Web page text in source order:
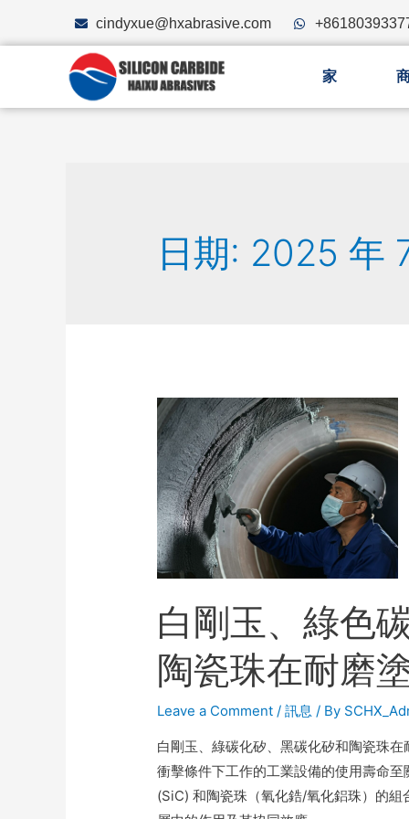
cindyxue@hxabrasive.com
家
日期: 2025 年
白剛玉、綠色
陶瓷珠在耐磨
Leave a Comment /訊息 / By
白剛玉、綠碳化矽、黑碳化矽和陶瓷珠
衝擊條件下工作的工業設備的使用壽命
(SiC) 和陶瓷珠（氧化鋯/氧化鋁珠）的